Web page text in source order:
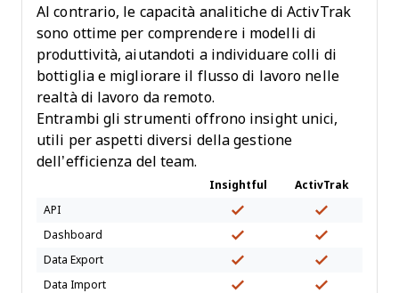
Al contrario, le capacità analitiche di ActivTrak
sono ottime per comprendere i modelli di
produttività, aiutandoti a individuare colli di
bottiglia e migliorare il flusso di lavoro nelle
realtà di lavoro da remoto.
Entrambi gli strumenti offrono insight unici,
utili per aspetti diversi della gestione
dell’efficienza del team.
Insightful
ActivTrak
API
Dashboard
Data Export
Data Import